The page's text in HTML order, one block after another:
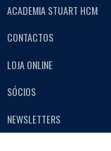
ACADEMIA STUART HCM
CONTACTOS
LOJA ONLINE
SÓCIOS
NEWSLETTERS